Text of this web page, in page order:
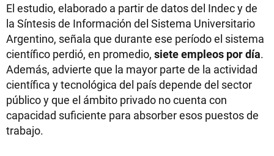
El estudio, elaborado a partir de datos del Indec y de
la Síntesis de Información del Sistema Universitario
Argentino, señala que durante ese período el sistema
científico perdió, en promedio, siete empleos por día.
Además, advierte que la mayor parte de la actividad
científica y tecnológica del país depende del sector
público y que el ámbito privado no cuenta con
capacidad suficiente para absorber esos puestos de
trabajo.